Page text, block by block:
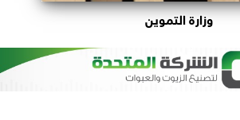
وزارة التموين